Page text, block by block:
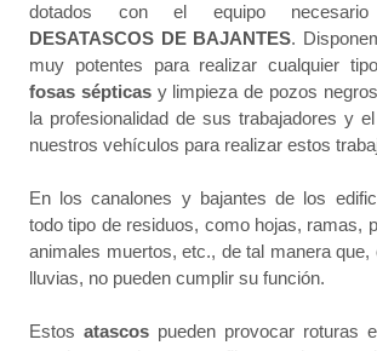
dotados con el equipo
DESATASCOS DE BAJANTES.
muy potentes para realizar cualquier
fosas sépticasy limpieza de pozos
la profesionalidad de sus trabajadores y
nuestros vehículos para realizar estos
En los canalones y bajantes de los
todo tipo de residuos, como hojas, ramas,
animales muertos, etc., de tal manera que,
lluvias, no pueden cumplir su función.
Estos atascos pueden provocar roturas